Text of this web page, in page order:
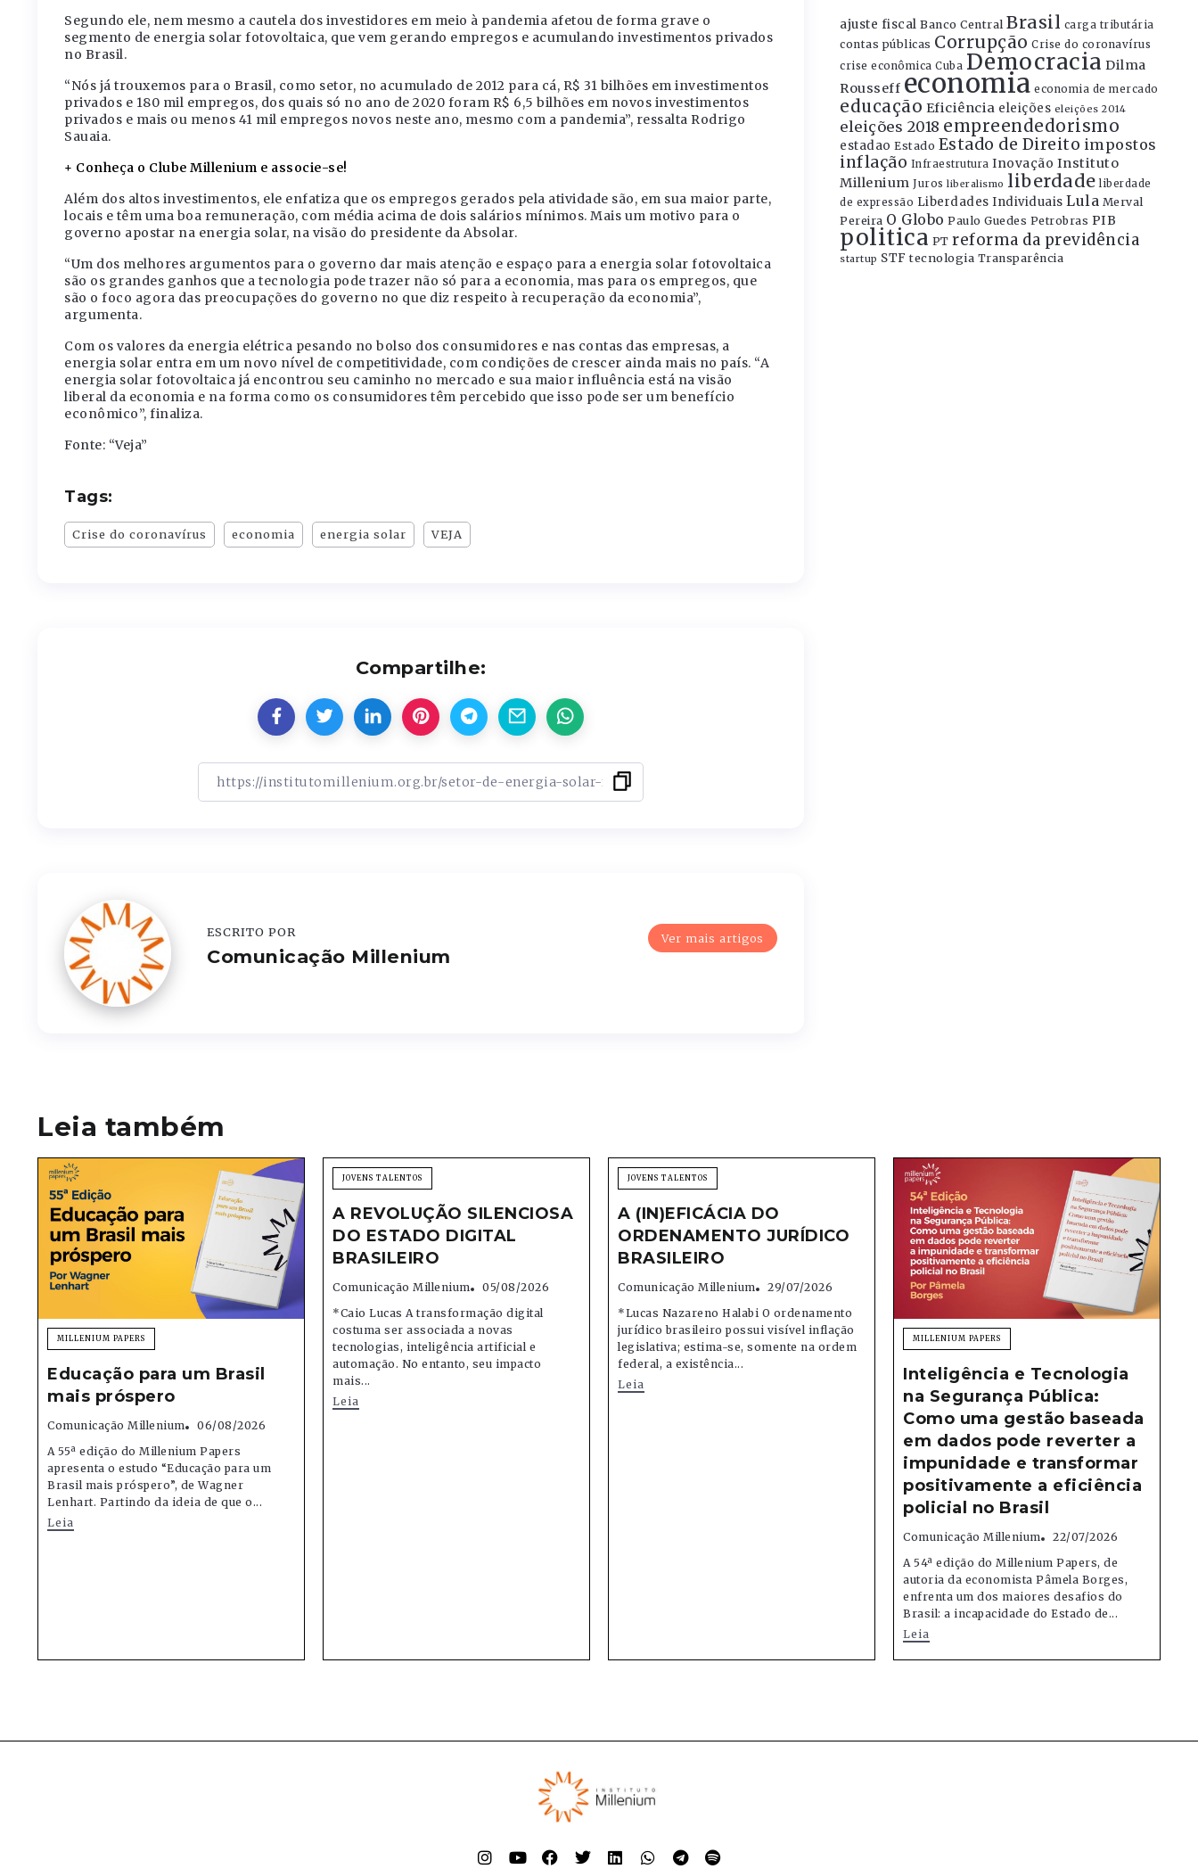
Segundo ele, nem mesmo a cautela dos investidores em meio à pandemia afetou de forma grave o
segmento de energia solar fotovoltaica, que vem gerando empregos e acumulando investimentos privados
no Brasil.
“Nós já trouxemos para o Brasil, como setor, no acumulado de 2012 para cá, R$ 31 bilhões em investimentos
privados e 180 mil empregos, dos quais só no ano de 2020 foram R$ 6,5 bilhões em novos investimentos
privados e mais ou menos 41 mil empregos novos neste ano, mesmo com a pandemia”, ressalta Rodrigo
Sauaia.
+ Conheça o Clube Millenium e associe-se!
Além dos altos investimentos, ele enfatiza que os empregos gerados pela atividade são, em sua maior parte,
locais e têm uma boa remuneração, com média acima de dois salários mínimos. Mais um motivo para o
governo apostar na energia solar, na visão do presidente da Absolar.
“Um dos melhores argumentos para o governo dar mais atenção e espaço para a energia solar fotovoltaica
são os grandes ganhos que a tecnologia pode trazer não só para a economia, mas para os empregos, que
são o foco agora das preocupações do governo no que diz respeito à recuperação da economia”,
argumenta.
Com os valores da energia elétrica pesando no bolso dos consumidores e nas contas das empresas, a
energia solar entra em um novo nível de competitividade, com condições de crescer ainda mais no país. “A
energia solar fotovoltaica já encontrou seu caminho no mercado e sua maior influência está na visão
liberal da economia e na forma como os consumidores têm percebido que isso pode ser um benefício
econômico”, finaliza.
Fonte: “Veja”
Tags:
Crise do coronavírus economia energia solar VEJA
Compartilhe:
Ver mais artigos
ESCRITO POR
Comunicação Millenium
ajuste fiscal Banco Central Brasil carga tributária
contas públicas Corrupção Crise do coronavírus
crise econômica Cuba Democracia Dilma
Rousseff economia economia de mercado
educação Eficiência eleições eleições 2014
eleições 2018 empreendedorismo
estadao Estado Estado de Direito impostos
inflação Infraestrutura Inovação Instituto
Millenium Juros liberalismo liberdade liberdade
de expressão Liberdades Individuais Lula Merval
Pereira O Globo Paulo Guedes Petrobras PIB
politica PT reforma da previdência
startup STF tecnologia Transparência
Leia também
MILLENIUM PAPERS
Educação para um Brasil
mais próspero
Comunicação Millenium
06/08/2026
A 55ª edição do Millenium Papers
apresenta o estudo “Educação para um
Brasil mais próspero”, de Wagner
Lenhart. Partindo da ideia de que o...
Leia
JOVENS TALENTOS
A REVOLUÇÃO SILENCIOSA
DO ESTADO DIGITAL
BRASILEIRO
Comunicação Millenium
05/08/2026
*Caio Lucas A transformação digital
costuma ser associada a novas
tecnologias, inteligência artificial e
automação. No entanto, seu impacto
mais...
Leia
JOVENS TALENTOS
A (IN)EFICÁCIA DO
ORDENAMENTO JURÍDICO
BRASILEIRO
Comunicação Millenium
29/07/2026
*Lucas Nazareno Halabi O ordenamento
jurídico brasileiro possui visível inflação
legislativa; estima-se, somente na ordem
federal, a existência...
Leia
MILLENIUM PAPERS
Inteligência e Tecnologia
na Segurança Pública:
Como uma gestão baseada
em dados pode reverter a
impunidade e transformar
positivamente a eficiência
policial no Brasil
Comunicação Millenium
22/07/2026
A 54ª edição do Millenium Papers, de
autoria da economista Pâmela Borges,
enfrenta um dos maiores desafios do
Brasil: a incapacidade do Estado de...
Leia